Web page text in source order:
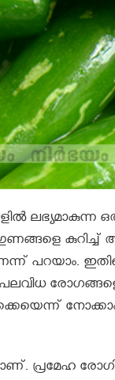
കുറിച്ച്
രോഗങ്ങളെ
പ്രമേഹ